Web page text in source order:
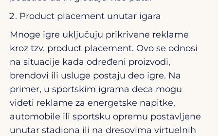
Product placement unutar igara
Mnoge igre uključuju prikrivene reklame
kroz tzv. product placement. Ovo se odnosi
na situacije kada određeni proizvodi,
brendovi ili usluge postaju deo igre. Na
primer, u sportskim igrama deca mogu
videti reklame za energetske napitke,
automobile ili sportsku opremu postavljene
unutar stadiona ili na dresovima virtuelnih